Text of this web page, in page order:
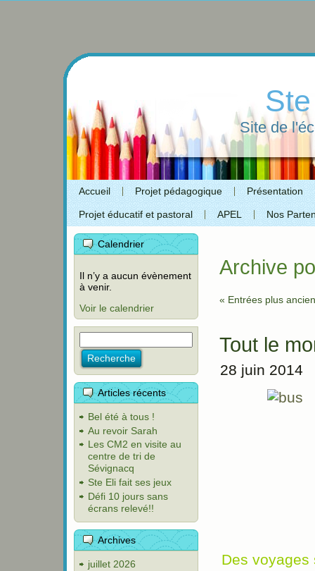
Site de
Accueil Projet pédagogique Présentation
Projet éducatif et pastoral APEL Nos
Calendrier
Il n’y a aucun évènement
à venir.
Voir le calendrier
Articles récents
Bel été à tous !
Au revoir Sarah
Les CM2 en visite au
centre de tri de
Sévignacq
Ste Eli fait ses jeux
Défi 10 jours sans
écrans relevé!!
Archives
juillet 2026
Archive
« Entrées plus
Tout le
28 juin 2014
Des voyages